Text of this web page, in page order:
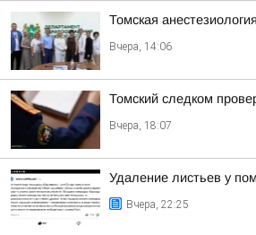
Томская
Вчера, 14:06
Томский следком
Вчера, 18:07
Удаление листьев у
Вчера, 22:25